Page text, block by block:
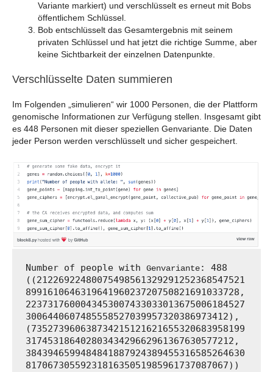
Variante markiert) und verschlüsselt es erneut mit Bobs
öffentlichem Schlüssel.
Bob entschlüsselt das Gesamtergebnis mit seinem
privaten Schlüssel und hat jetzt die richtige Summe, aber
keine Sichtbarkeit der einzelnen Datenpunkte.
Verschlüsselte Daten summieren
Im Folgenden „simulieren“ wir 1000 Personen, die der Plattform
genomische Informationen zur Verfügung stellen. Insgesamt gibt
es 448 Personen mit dieser speziellen Genvariante. Die Daten
jeder Person werden verschlüsselt und sicher gespeichert.
Number of people with Genvariante: 488
((21226922480075498561329291252368547521
899161064631964196023720750821691033728,
2237317600043453007433033013675006184527
3006440607485558527039957320386973412),
(735273960638734215121621655320683958199
31745318640280343429662961367630577212,
3843946599484841887924389455316585264630
8170673055923181635051985961737087067))